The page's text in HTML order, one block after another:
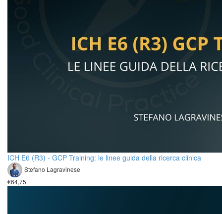
ICH E6 (R3) - GCP Training: le linee guida della ricerca clinica
Stefano Lagravinese
€64,75